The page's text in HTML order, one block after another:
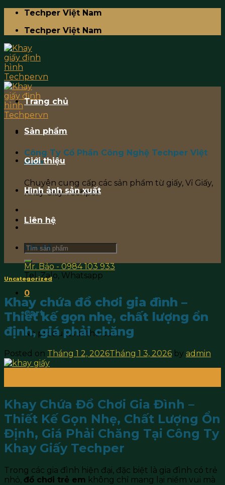
Skip
content
Techper Việt Nam
Techper Việt Nam
Công Ty Cổ Phần Công Nghệ Techper Việt
Nam
Chuyên cung cấp các sản phẩm từ giấy, Vỉ Giấy,
Khay Giấy Techper
Liên hệ
Mr. Bảo - 0984 103 933
Tel, Zalo, Whatsapp
0
Cart
No products in the cart.
Trang chủ
Sản phẩm
Giới thiệu
Hình ảnh sản xuất
Liên hệ
Search
for:
Uncategorized
Khay chứa đồ chơi gia đình –
Thiết kế gọn nhẹ, chất lượng ổn
định, giá phải chăng
Posted on Tháng 1 2, 2026Tháng 1 3, 2026 by admin
Khay Chứa Đồ Chơi Gia Đình –
Thiết Kế Gọn Nhẹ, Chất Lượng Ổn
Định, Giá Phải Chăng Tại Công Ty
Khay Giấy Techper
Trong các gia đình hiện đại, đặc biệt là gia đình có trẻ
nhỏ, đồ chơi trẻ em không chỉ mang lại niềm vui mà